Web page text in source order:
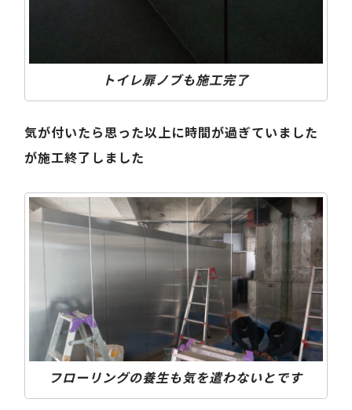
トイレ扉ノブも施工完了
気が付いたら思った以上に時間が過ぎていました
が施工終了しました
フローリングの養生も気を遣わないとです